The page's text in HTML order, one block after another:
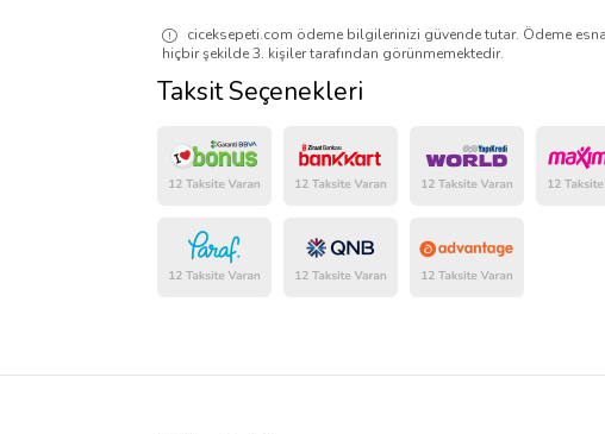
ciceksepeti.com ödeme bilgilerinizi güvende tutar. Ödeme
hiçbir şekilde 3. kişiler tarafından görünmemektedir.
Taksit Seçenekleri